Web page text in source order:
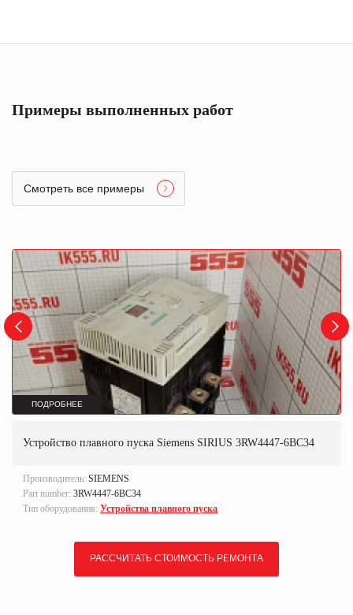
Примеры выполненных работ
Смотреть все примеры
ПОДРОБНЕЕ
Устройство плавного пуска Siemens SIRIUS 3RW4447-6BC34
Производитель: SIEMENS
Part number: 3RW4447-6BC34
Тип оборудования: Устройства плавного пуска
РАССЧИТАТЬ СТОИМОСТЬ РЕМОНТА